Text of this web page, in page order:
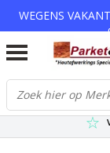
WEGENS